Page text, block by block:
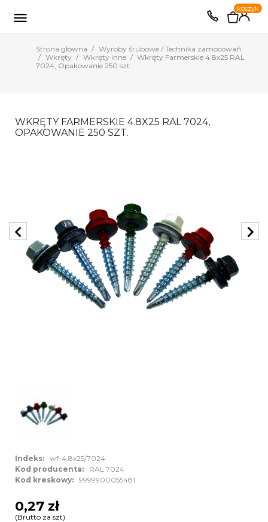
EUR PLN

0
koszyk
Strona główna
Wyroby śrubowe / Technika zamocowań
Wkręty
Wkręty inne
Wkręty Farmerskie 4.8x25 RAL
7024, Opakowanie 250 szt.
WKRĘTY FARMERSKIE 4.8X25 RAL 7024,
OPAKOWANIE 250 SZT.
chevron_left chevron_right
Indeks: wf-4.8x25/7024
Kod producenta:
RAL 7024
Kod kreskowy: 9999900055481
0,27 zł
(Brutto za szt)